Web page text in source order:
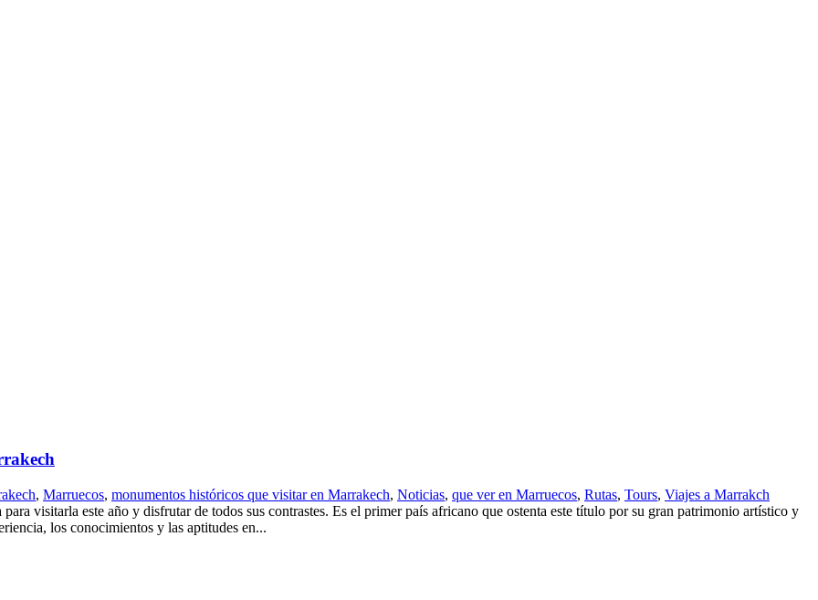
, Marruecos, monumentos históricos que visitar en Marrakech, Noticias, que ver en Marruecos, Rutas, Tours, Viajes a Marrakch
visitarla este año y disfrutar de todos sus contrastes. Es el primer país africano que ostenta este título por su gran patrimonio artístico y
los conocimientos y las aptitudes en...